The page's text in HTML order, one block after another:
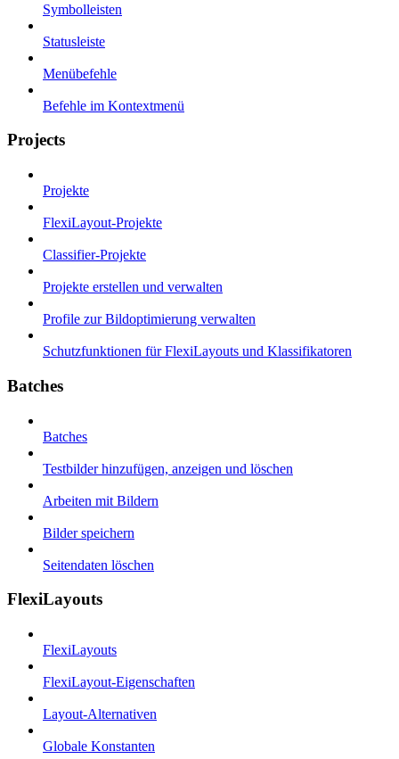
Symbolleisten
Statusleiste
Menübefehle
Befehle im Kontextmenü
Projects
Projekte
FlexiLayout-Projekte
Classifier-Projekte
Projekte erstellen und verwalten
Profile zur Bildoptimierung verwalten
Schutzfunktionen für FlexiLayouts und Klassifikatoren
Batches
Batches
Testbilder hinzufügen, anzeigen und löschen
Arbeiten mit Bildern
Bilder speichern
Seitendaten löschen
FlexiLayouts
FlexiLayouts
FlexiLayout-Eigenschaften
Layout-Alternativen
Globale Konstanten